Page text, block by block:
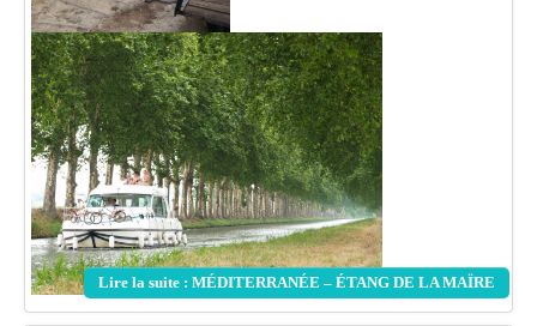
Lire la suite : MÉDITERRANÉE – ÉTANG DE LA MAÏRE